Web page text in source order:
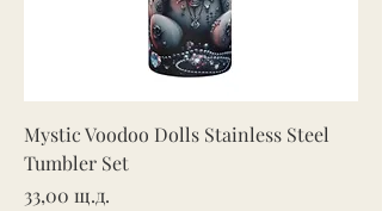
Mystic Voodoo Dolls Stainless Steel
Tumbler Set
Цена
33,00 щ.д.